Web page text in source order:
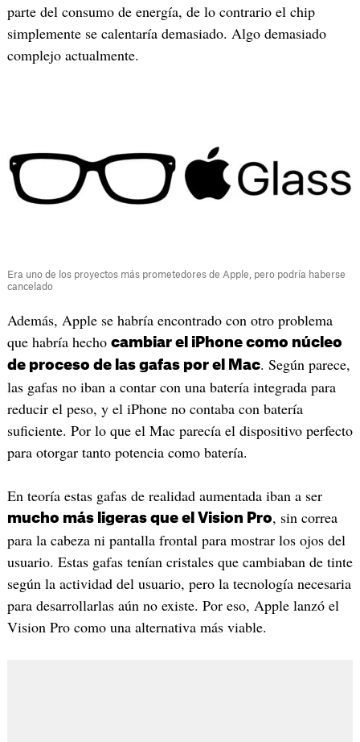
parte del consumo de energía, de lo contrario el chip
simplemente se calentaría demasiado. Algo demasiado
complejo actualmente.
Era uno de los proyectos más prometedores de Apple, pero podría haberse
cancelado
Además, Apple se habría encontrado con otro problema
que habría hecho cambiar el iPhone como núcleo
de proceso de las gafas por el Mac. Según parece,
las gafas no iban a contar con una batería integrada para
reducir el peso, y el iPhone no contaba con batería
suficiente. Por lo que el Mac parecía el dispositivo perfecto
para otorgar tanto potencia como batería.
En teoría estas gafas de realidad aumentada iban a ser
mucho más ligeras que el Vision Pro, sin correa
para la cabeza ni pantalla frontal para mostrar los ojos del
usuario. Estas gafas tenían cristales que cambiaban de tinte
según la actividad del usuario, pero la tecnología necesaria
para desarrollarlas aún no existe. Por eso, Apple lanzó el
Vision Pro como una alternativa más viable.